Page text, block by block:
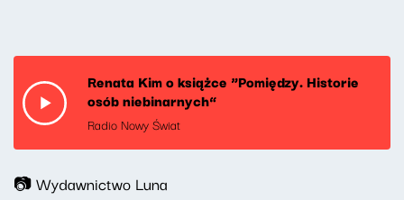
Renata Kim o książce “Pomiędzy. Historie
osób niebinarnych”
Radio Nowy Świat
📷 Wydawnictwo Luna